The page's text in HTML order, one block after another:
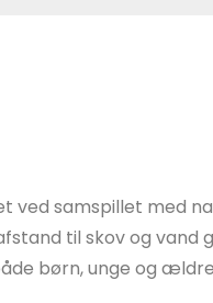
ved samspillet med
til skov og vand
børn, unge og